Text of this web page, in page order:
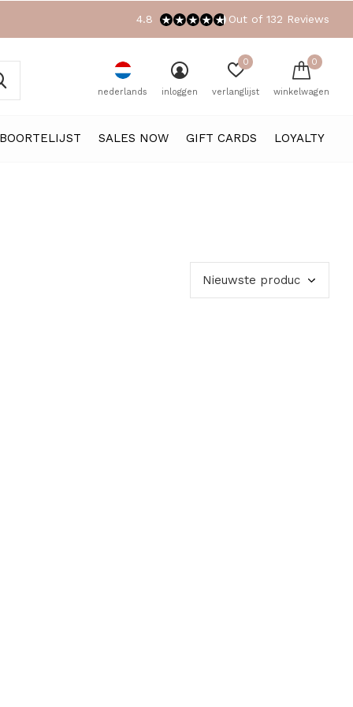
SALES NOW GIFT CARDS LOYALTY
nederlands inloggen verlanglijst
0
winkelwagen
0
4.8 Out of 132 Reviews